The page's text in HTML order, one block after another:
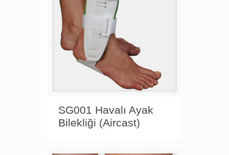
SG001 Havalı Ayak
Bilekliği (Aircast)